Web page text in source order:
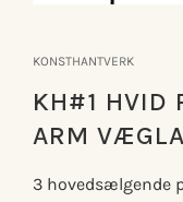
iKONSTHANTVERK
KH#1 HVID
ARM
3 hovedsælgende